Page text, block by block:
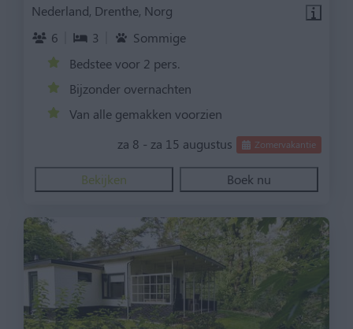
Nederland, Drenthe, Norg
6
3
Sommige
Bedstee voor 2 pers.
Bijzonder overnachten
Van alle gemakken voorzien
za 8 - za 15 augustus
Zomervakantie
Bekijken Boek nu